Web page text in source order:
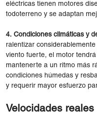
eléctricas tienen motores
todoterreno y se adaptan
4. Condiciones climáticas y
ralentizar
viento fuerte, el motor
mantenerte a un ritmo más
condiciones húmedas y
y requerir mayor esfuerzo
Velocidades